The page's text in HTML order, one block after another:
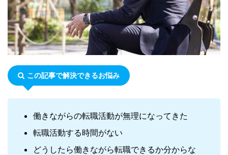
この記事で解決できるお悩み
働きながらの転職活動が無理になってきた
転職活動する時間がない
どうしたら働きながら転職できるか分からな